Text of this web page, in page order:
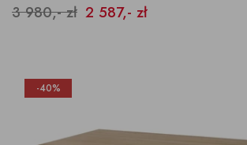
3 980,- zł 2 587,- zł
-40%